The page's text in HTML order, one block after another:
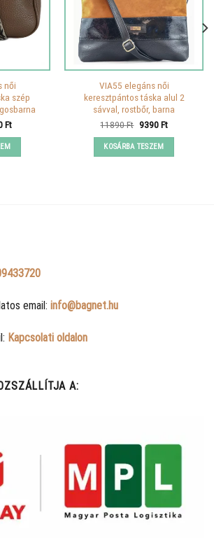
női
szép
Ft.
FtCurrent
VIA55 elegáns női
keresztpántos táska alul 2
sávval, rostbőr, barna
11890Ft Original
was:
11890 Ft.
9390FtCurrent
KOSÁRBA TESZEM
email: info@bagnet.hu
Kapcsolati oldalon
A: